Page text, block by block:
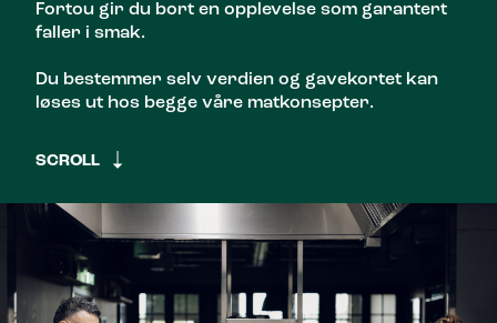
Fortou gir du bort en opplevelse som garantert
faller i smak.
Du bestemmer selv verdien og gavekortet kan
løses ut hos begge våre matkonsepter.
SCROLL